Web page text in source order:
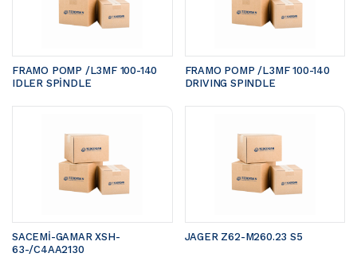
FRAMO POMP /L3MF 100-140
IDLER SPİNDLE
FRAMO POMP /L3MF 100-140
DRIVING SPINDLE
SACEMİ-GAMAR XSH-
63-/C4AA2130
JAGER Z62-M260.23 S5